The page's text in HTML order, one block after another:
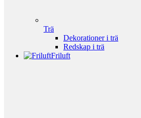
Trä
Dekorationer i trä
Redskap i trä
Friluft